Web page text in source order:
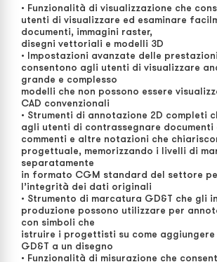
• Funzionalità di visualizzazione che
utenti di visualizzare ed esaminare
documenti, immagini raster,
disegni vettoriali e modelli 3D
• Impostazioni avanzate delle
consentono agli utenti di visualizzare
grande e complesso
modelli che non possono essere
CAD convenzionali
• Strumenti di annotazione 2D completi
agli utenti di contrassegnare documenti
commenti e altre notazioni che
progettuale, memorizzando i livelli di
separatamente
in formato CGM standard del settore
l’integrità dei dati originali
• Strumento di marcatura GD&T che gli
produzione possono utilizzare per
con simboli che
istruire i progettisti su come
GD&T a un disegno
• Funzionalità di misurazione che